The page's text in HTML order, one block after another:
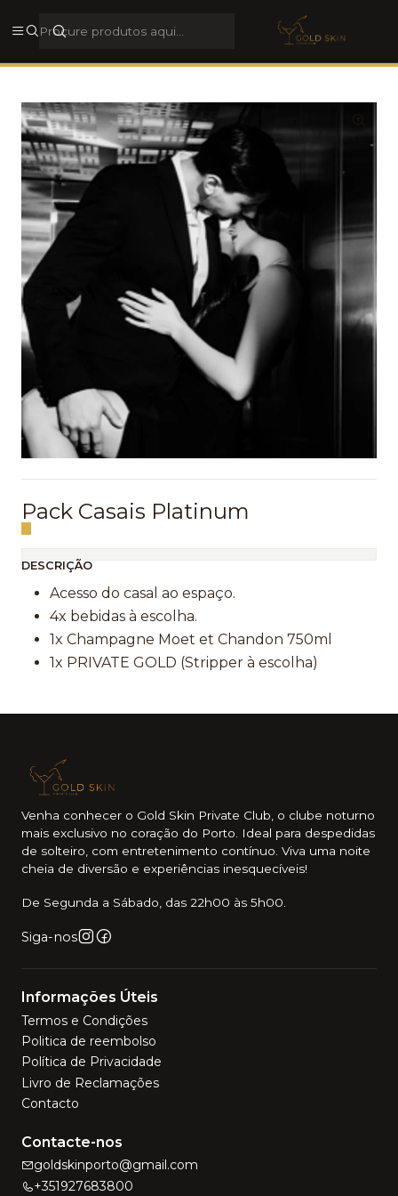
Rua Galerias de Paris, 44, 4050-284, Porto, Porto, Portugal
Pack Casais Platinum
DESCRIÇÃO
Acesso do casal ao espaço.
4x bebidas à escolha.
1x Champagne Moet et Chandon 750ml
1x PRIVATE GOLD (Stripper à escolha)
Venha conhecer o Gold Skin Private Club, o clube noturno
mais exclusivo no coração do Porto. Ideal para despedidas
de solteiro, com entretenimento contínuo. Viva uma noite
cheia de diversão e experiências inesquecíveis!
De Segunda a Sábado, das 22h00 às 5h00.
Siga-nos
Informações Úteis
Termos e Condições
Politica de reembolso
Política de Privacidade
Livro de Reclamações
Contacto
Contacte-nos
goldskinporto@gmail.com
+351927683800